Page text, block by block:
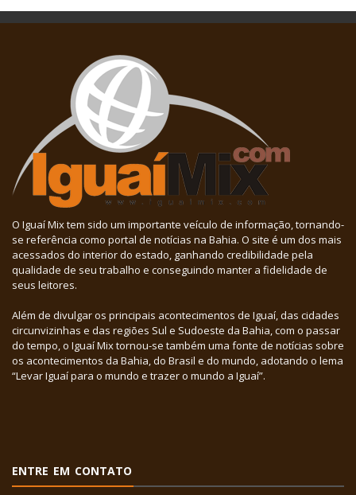
O Iguaí Mix tem sido um importante veículo de informação, tornando-
se referência como portal de notícias na Bahia. O site é um dos mais
acessados do interior do estado, ganhando credibilidade pela
qualidade de seu trabalho e conseguindo manter a fidelidade de
seus leitores.
Além de divulgar os principais acontecimentos de Iguaí, das cidades
circunvizinhas e das regiões Sul e Sudoeste da Bahia, com o passar
do tempo, o Iguaí Mix tornou-se também uma fonte de notícias sobre
os acontecimentos da Bahia, do Brasil e do mundo, adotando o lema
“Levar Iguaí para o mundo e trazer o mundo a Iguaí”.
ENTRE EM CONTATO